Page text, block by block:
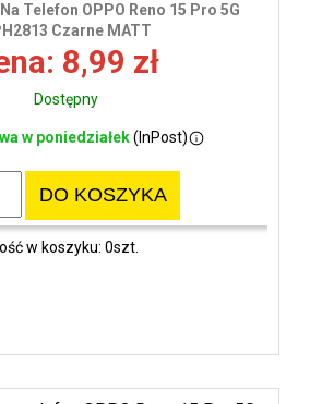
Telefon OPPO Reno 15 Pro 5G
Czarne MATT
8,99 zł
Dostępny
w poniedziałek(InPost)
DO KOSZYKA
Ilość w koszyku: 0szt.